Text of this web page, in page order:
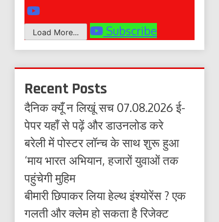
Load More... Subscribe
Recent Posts
दैनिक क्यूँ न लिखूं सच 07.08.2026 ई-
पेपर यहाँ से पढ़ें और डाउनलोड करे
बरेली में पोस्टर लॉन्च के साथ शुरू हुआ
‘माय भारत अभियान, हजारों युवाओं तक
पहुंचेगी मुहिम
बीमारी छिपाकर लिया हेल्थ इंश्योरेंस ? एक
गलती और क्लेम हो सकता है रिजेक्ट